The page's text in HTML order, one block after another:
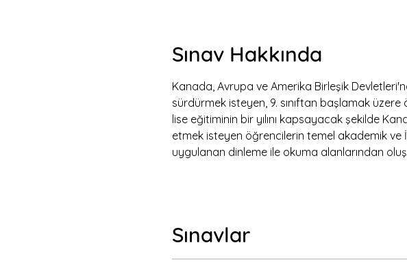
Sınav Hakkında
Kanada, Avrupa ve Amerika Birleşik
sürdürmek isteyen, 9. sınıftan başlamak
lise eğitiminin bir yılını kapsayacak şekilde
etmek isteyen öğrencilerin temel akademik ve
uygulanan dinleme ile okuma alanlarından
Sınavlar